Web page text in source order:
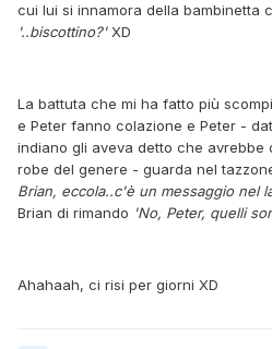
cui lui si innamora della bambinetta
'..biscottino?'XD
La battuta che mi ha fatto più
e Peter fanno colazione e Peter -
indiano gli aveva detto che avrebbe
robe del genere - guarda nel
Brian, eccola..c'è un messaggio nel
Brian di rimando 'No, Peter, quelli
Ahahaah, ci risi per giorni XD